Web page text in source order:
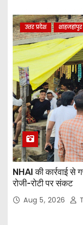
उत्तर प्रदेश शाहजहांपुर
NHAI की कार्रवाई से
रोजी-रोटी पर संकट
Aug 5, 2026